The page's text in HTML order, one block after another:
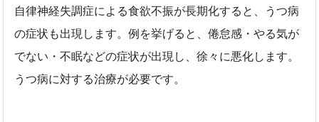
自律神経失調症による食欲不振が長期化すると、うつ病
の症状も出現します。例を挙げると、倦怠感・やる気が
でない・不眠などの症状が出現し、徐々に悪化します。
うつ病に対する治療が必要です。